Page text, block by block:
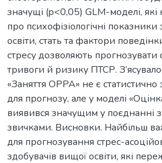
значущі (p<0,05) GLM-моделі, які
про психофізіологічні
освіти, стать та фактори
стресу дозволяють прогнозувати
тривоги й ризику ПТСР.
«Заняття ОРРА» не є
для прогнозу, але у моделі
виявився значущим у поєднанні
звичками. Висновки. Найбільш
для прогнозування стрес-
здобувачів вищої освіти, які